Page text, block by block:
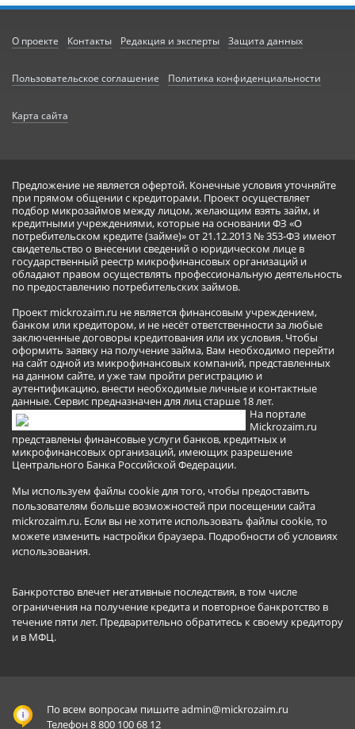
О проекте Контакты Редакция и эксперты Защита данных
Пользовательское соглашение Политика конфиденциальности
Карта сайта
Предложение не является офертой. Конечные условия уточняйте
при прямом общении с кредиторами. Проект осуществляет
подбор микрозаймов между лицом, желающим взять займ, и
кредитными учреждениями, которые на основании ФЗ «О
потребительском кредите (займе)» от 21.12.2013 № 353-ФЗ имеют
свидетельство о внесении сведений о юридическом лице в
государственный реестр микрофинансовых организаций и
обладают правом осуществлять профессиональную деятельность
по предоставлению потребительских займов.
Проект mickrozaim.ru не является финансовым учреждением,
банком или кредитором, и не несёт ответственности за любые
заключенные договоры кредитования или их условия. Чтобы
оформить заявку на получение займа, Вам необходимо перейти
на сайт одной из микрофинансовых компаний, представленных
на данном сайте, и уже там пройти регистрацию и
аутентификацию, внести необходимые личные и контактные
данные. Сервис предназначен для лиц старше 18 лет.
На портале
Mickrozaim.ru
представлены финансовые услуги банков, кредитных и
микрофинансовых организаций, имеющих разрешение
Центрального Банка Российской Федерации.
Мы используем файлы cookie для того, чтобы предоставить
пользователям больше возможностей при посещении сайта
mickrozaim.ru. Если вы не хотите использовать файлы cookie, то
можете изменить настройки браузера. Подробности об условиях
использования.
Банкротство влечет негативные последствия, в том числе
ограничения на получение кредита и повторное банкротство в
течение пяти лет. Предварительно обратитесь к своему кредитору
и в МФЦ.
По всем вопросам пишитеadmin@mickrozaim.ru
Телефон 8 800 100 68 12